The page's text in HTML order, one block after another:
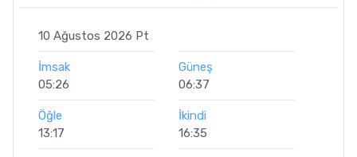
10 Ağustos 2026 Pt
İmsak
05:26
Güneş
06:37
Öğle
13:17
İkindi
16:35